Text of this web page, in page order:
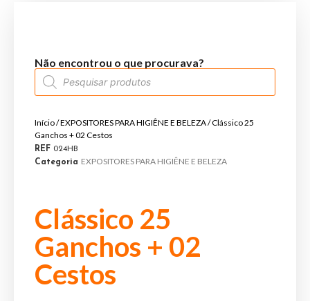
Não encontrou o que procurava?
Início/EXPOSITORES PARA HIGIÊNE E BELEZA/ Clássico 25
Ganchos + 02 Cestos
REF 024HB
Categoria EXPOSITORES PARA HIGIÊNE E BELEZA
Clássico 25
Ganchos + 02
Cestos